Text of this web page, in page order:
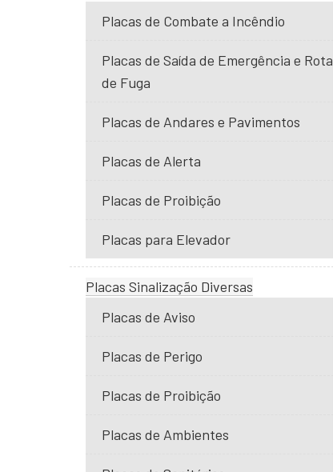
Placas de Combate a Incêndio
Placas de Saída de Emergência e Rota
de Fuga
Placas de Andares e Pavimentos
Placas de Alerta
Placas de Proibição
Placas para Elevador
Placas Sinalização Diversas
Placas de Aviso
Placas de Perigo
Placas de Proibição
Placas de Ambientes